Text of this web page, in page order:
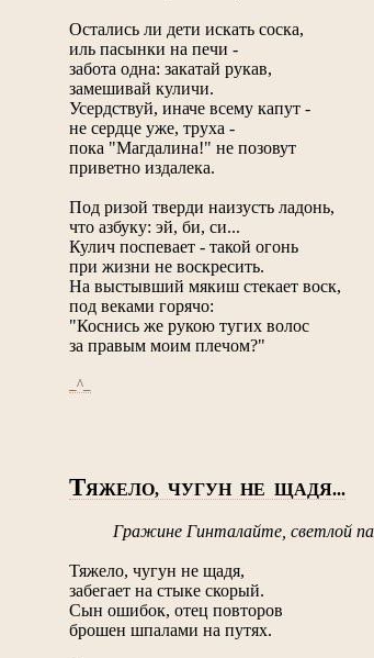
Остались ли дети искать соска,
иль пасынки на печи -
забота одна: закатай рукав,
замешивай куличи.
Усердствуй, иначе всему капут -
не сердце уже, труха -
пока "Магдалина!" не позовут
приветно издалека.
Под ризой тверди наизусть ладонь,
что азбуку: эй, би, си...
Кулич поспевает - такой огонь
при жизни не воскресить.
На выстывший мякиш стекает воск,
под веками горячо:
"Коснись же рукою тугих волос
за правым моим плечом?"
_^_
ТЯЖЕЛО, ЧУГУН НЕ ЩАДЯ...
Гражине Гинталайте, светлой
Тяжело, чугун не щадя,
забегает на стыке скорый.
Сын ошибок, отец повторов
брошен шпалами на путях.